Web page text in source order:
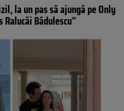
la un pas să ajungă pe Only
Ralucăi Bădulescu”